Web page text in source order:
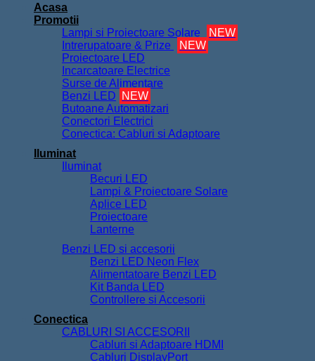
Acasa
Promotii
Lampi si Proiectoare Solare
NEW
Intrerupatoare & Prize
NEW
Proiectoare LED
Incarcatoare Electrice
Surse de Alimentare
Benzi LED
NEW
Butoane Automatizari
Conectori Electrici
Conectica: Cabluri si Adaptoare
Iluminat
Iluminat
Becuri LED
Lampi & Proiectoare Solare
Aplice LED
Proiectoare
Lanterne
Benzi LED si accesorii
Benzi LED Neon Flex
Alimentatoare Benzi LED
Kit Banda LED
Controllere si Accesorii
Conectica
CABLURI SI ACCESORII
Cabluri si Adaptoare HDMI
Cabluri DisplayPort